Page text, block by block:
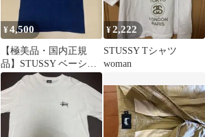
¥4,500
【極美品・国内正規
品】STUSSY ベーシッ
クロゴ Tシャツ M 黒
お盆特価
¥2,222
STUSSY Tシャツ
woman